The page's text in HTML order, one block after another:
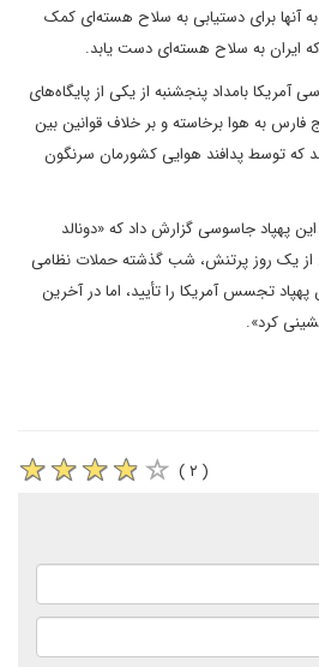
به آنها برای دستیابی به سلاح هسته‌ای کمک
ایران به سلاح هسته‌ای دست یابد.
آمریکا بامداد پنجشنبه از یکی از پایگاه‌های
فارس به هوا برخاسته و بر خلاف قوانین بین
که توسط پدافند هوایی کشورمان سرنگون
پهپاد جاسوسی گزارش داد که «دونالد
یک روز پرتنش، شب گذشته حملات نظامی
پهپاد تجسس آمریکا را تأیید، اما در آخرین
کرد».
( ۲ )